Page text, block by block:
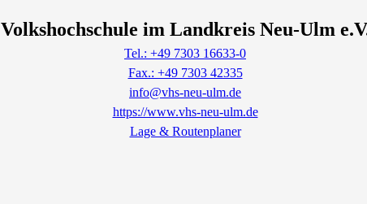
Volkshochschule im Landkreis Neu-Ulm
Tel.: +49 7303 16633-0
Fax.: +49 7303 42335
info@vhs-neu-ulm.de
https://www.vhs-neu-ulm.de
Lage & Routenplaner